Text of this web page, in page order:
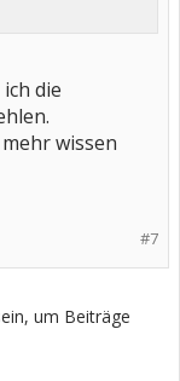
die
wissen
#7
um Beiträge